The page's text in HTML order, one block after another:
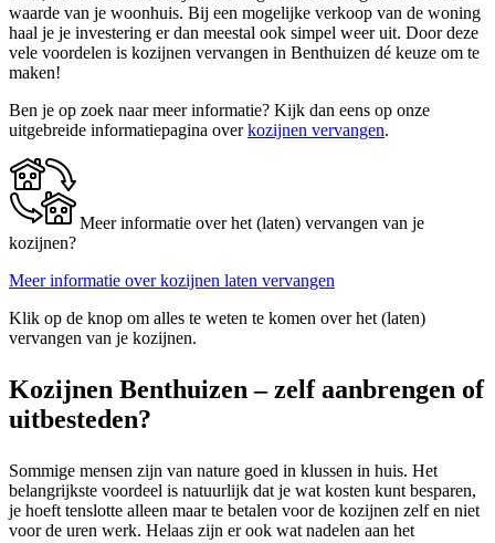
waarde van je woonhuis. Bij een mogelijke verkoop van de woning
haal je je investering er dan meestal ook simpel weer uit. Door deze
vele voordelen is kozijnen vervangen in Benthuizen dé keuze om te
maken!
Ben je op zoek naar meer informatie? Kijk dan eens op onze
uitgebreide informatiepagina overkozijnen vervangen.
Meer informatie over het (laten) vervangen van je
kozijnen?
Meer informatie over kozijnen laten vervangen
Klik op de knop om alles te weten te komen over het (laten)
vervangen van je kozijnen.
Kozijnen Benthuizen – zelf aanbrengen of
uitbesteden?
Sommige mensen zijn van nature goed in klussen in huis. Het
belangrijkste voordeel is natuurlijk dat je wat kosten kunt besparen,
je hoeft tenslotte alleen maar te betalen voor de kozijnen zelf en niet
voor de uren werk. Helaas zijn er ook wat nadelen aan het